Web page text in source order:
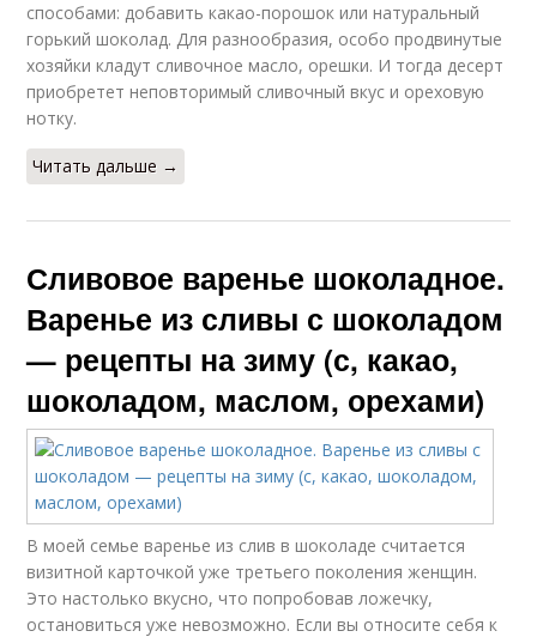
способами: добавить какао-порошок или натуральный
горький шоколад. Для разнообразия, особо продвинутые
хозяйки кладут сливочное масло, орешки. И тогда десерт
приобретет неповторимый сливочный вкус и ореховую
нотку.
Читать дальше →
Сливовое варенье шоколадное.
Варенье из сливы с шоколадом
— рецепты на зиму (с, какао,
шоколадом, маслом, орехами)
В моей семье варенье из слив в шоколаде считается
визитной карточкой уже третьего поколения женщин.
Это настолько вкусно, что попробовав ложечку,
остановиться уже невозможно. Если вы относите себя к